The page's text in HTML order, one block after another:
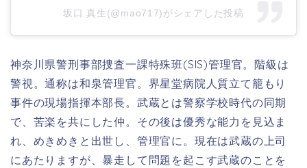
坂口 真生(@mao717)がシェアした投稿
神奈川県警刑事部捜査一課特殊班(SIS)管理官。 階級は
警視。通称は和泉管理官。 界星堂病院人質立て籠もり
事件の現場指揮本部長。武蔵とは警察学校時代の同期
で、苦楽を共にした仲。その後は優秀な能力を見込ま
れ、めきめきと出世し、管理官に。現在は武蔵の上司
にあたりますが、暴走して問題を起こす武蔵のことを